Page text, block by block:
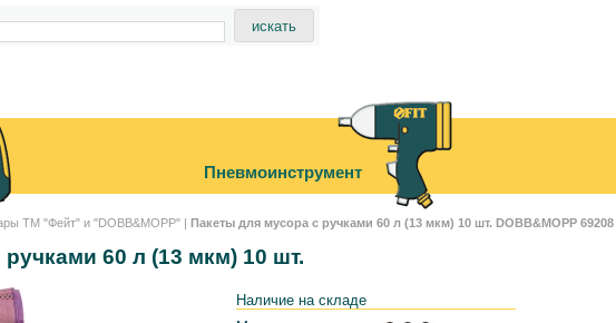
Пневмоинструмент
ТМ "Фейт" и "DOBB&MOPP" | Пакеты для мусора с ручками 60 л (13 мкм) 10 шт. DOBB&MOPP 69208
60 л (13 мкм) 10 шт.
Наличие на складе